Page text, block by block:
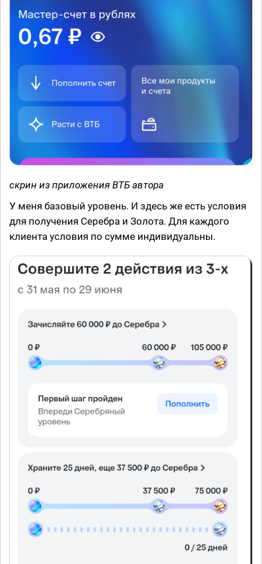
скрин из приложения ВТБ автора
У меня базовый уровень. И здесь же есть условия
для получения Серебра и Золота. Для каждого
клиента условия по сумме индивидуальны.